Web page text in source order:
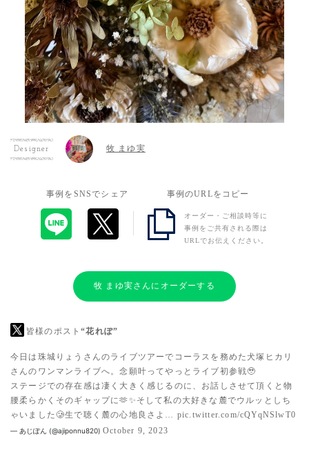
Designer 牧 まゆ実
事例をSNSでシェア 事例のURLをコピー
オーダー・ご相談時等に
事例をご共有される際は
URLでお伝えください。
牧 まゆ実さんにオーダーする
皆様のポスト“花れぽ”
今日は珠城りょうさんのライブツアーでコーラスを務めた犬塚ヒカリ
さんのワンマンライブへ。念願叶ってやっとライブ初参戦🥹
ステージでの存在感は凄く大きく感じるのに、お話しさせて頂くと物
腰柔らかくそのギャップに🫶✨️そして私の大好きな麓でウルッとしち
ゃいました🥲生で聴く麓の心地良さよ… pic.twitter.com/cQYqNSlwT0
— あじぽん (@ajiponnu820) October 9, 2023